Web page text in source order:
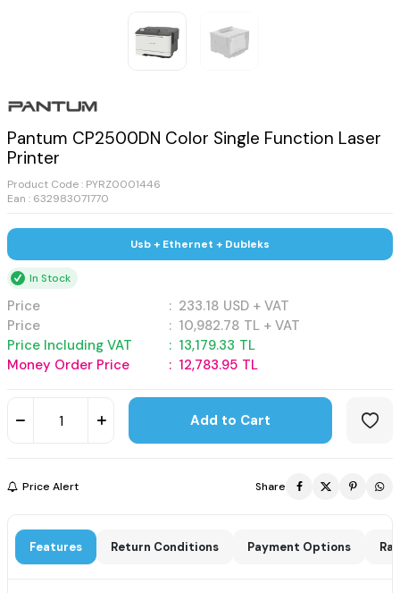
Pantum CP2500DN Color Single Function Laser
Printer
Product Code : PYRZ0001446
Ean : 632983071770
Usb + Ethernet + Dubleks
In Stock
Price : 233.18 USD + VAT
Price
: 10,982.78 TL + VAT
Price Including VAT
: 13,179.33 TL
Money Order Price
: 12,783.95 TL
Add to Cart
Price Alert Share
Features Return Conditions Payment Options